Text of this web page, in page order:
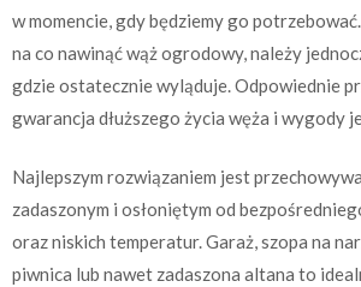
w momencie, gdy będziemy go
na co nawinąć wąż ogrodowy, należy
gdzie ostatecznie wyląduje. Odpowiednie
gwarancja dłuższego życia węża i wygody
Najlepszym rozwiązaniem jest
zadaszonym i osłoniętym od
oraz niskich temperatur. Garaż, szopa na
piwnica lub nawet zadaszona altana to